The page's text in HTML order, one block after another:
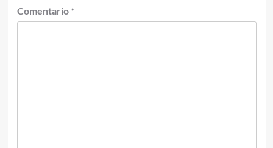
Comentario *